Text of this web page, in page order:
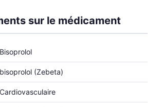
sur le médicament
Bisoprolol
bisoprolol (Zebeta)
Cardiovasculaire